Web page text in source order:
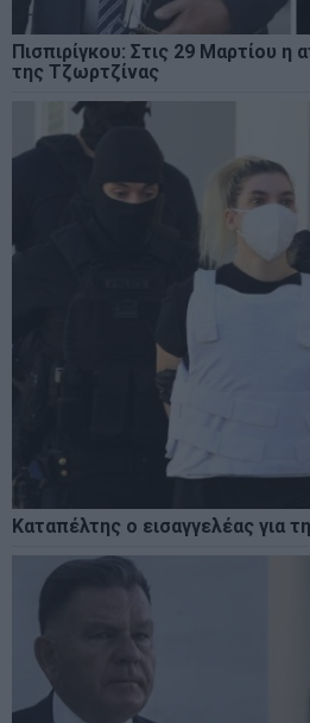
Πισπιρίγκου: Στις 29 Μαρτίου η
της Τζωρτζίνας
Καταπέλτης ο εισαγγελέας για